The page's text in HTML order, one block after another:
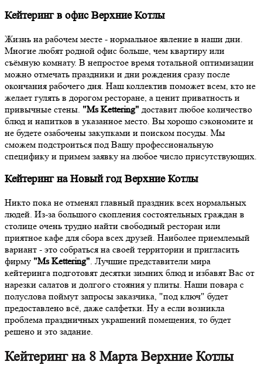
Кейтеринг в офис Верхние Котлы
Жизнь на рабочем месте - нормальное явление в наши дни.
Многие любят родной офис больше, чем квартиру или
съёмную комнату. В непростое время тотальной оптимизации
можно отмечать праздники и дни рождения сразу после
окончания рабочего дня. Наш коллектив поможет всем, кто не
желает гулять в дорогом ресторане, а ценит приватность и
привычные стены. "Ms Kettering" доставит любое количество
блюд и напитков в указанное место. Вы хорошо сэкономите и
не будете озабочены закупками и поиском посуды. Мы
сможем подстроиться под Вашу профессиональную
специфику и примем заявку на любое число присутствующих.
Кейтеринг на Новый год Верхние Котлы
Никто пока не отменял главный праздник всех нормальных
людей. Из-за большого скопления состоятельных граждан в
столице очень трудно найти свободный ресторан или
приятное кафе для сбора всех друзей. Наиболее приемлемый
вариант - это собраться на своей территории и пригласить
фирму "Ms Kettering". Лучшие представители мира
кейтеринга подготовят десятки зимних блюд и избавят Вас от
нарезки салатов и долгого стояния у плиты. Наши повара с
полуслова поймут запросы заказчика, "под ключ" будет
предоставлено всё, даже салфетки. Ну а если возникла
проблема праздничных украшений помещения, то будет
решено и это задание.
Кейтеринг на 8 Марта Верхние Котлы